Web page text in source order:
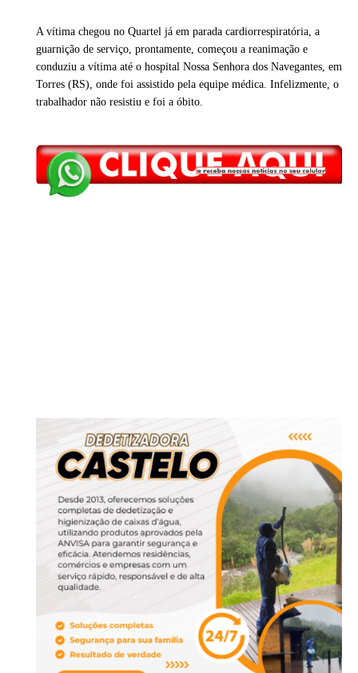
A vítima chegou no Quartel já em parada cardiorrespiratória, a
guarnição de serviço, prontamente, começou a reanimação e
conduziu a vítima até o hospital Nossa Senhora dos Navegantes, em
Torres (RS), onde foi assistido pela equipe médica. Infelizmente, o
trabalhador não resistiu e foi a óbito.